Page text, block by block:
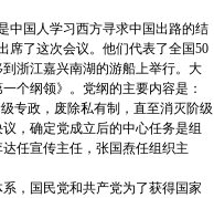
国人学习西方寻求中国出路的结
席了这次会议。他们代表了全国50
浙江嘉兴南湖的游船上举行。大
个纲领》。党纲的主要内容是：
专政，废除私有制，直至消灭阶级
，确定党成立后的中心任务是组
任宣传主任，张国焘任组织主
，国民党和共产党为了获得国家